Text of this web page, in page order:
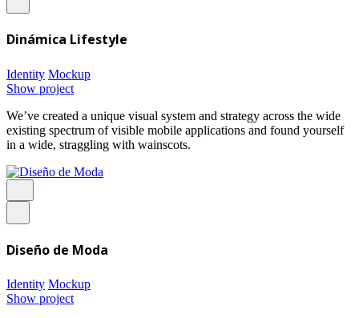
Dinámica Lifestyle
Identity Mockup
Show project
We’ve created a unique visual system and strategy across the wide
existing spectrum of visible mobile applications and found yourself
in a wide, straggling with wainscots.
Diseño de Moda
Identity Mockup
Show project